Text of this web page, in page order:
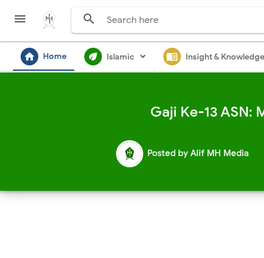
 
home Home ecodIslamic menu_book Insight & Knowledge
Gaji Ke-13 ASN:
Posted by Alif MH Media